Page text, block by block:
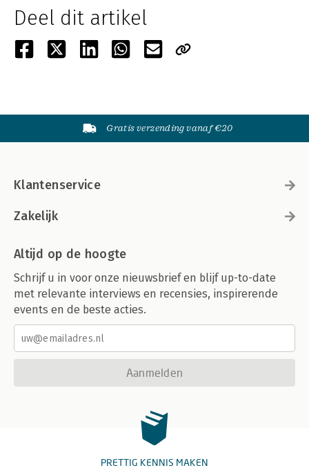
Deel dit artikel
Gratis verzending vanaf €20
Klantenservice
Zakelijk
Altijd op de hoogte
Schrijf u in voor onze nieuwsbrief en blijf up-to-date
met relevante interviews en recensies, inspirerende
events en de beste acties.
Aanmelden
PRETTIG KENNIS MAKEN